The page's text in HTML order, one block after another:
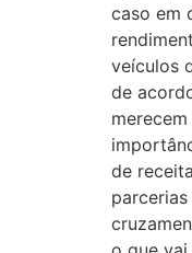
caso em
veículos
de
de